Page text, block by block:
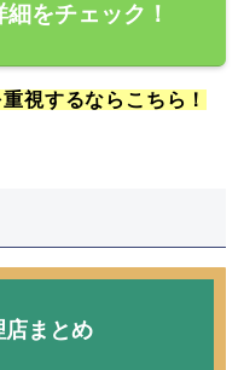
をチェック！
視するならこちら！
店まとめ